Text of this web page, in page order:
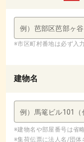
例）芭部区芭部ヶ
※市区町村番地は必ず入
建物名
例）馬篭ビル101（
※建物名や部屋番号は省
※集荷伝票に法人名/団体